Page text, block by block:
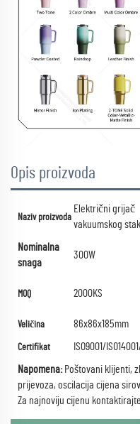
Opis proizvoda
Naziv proizvoda
Električni grijač
vakuumskog
Nominalna
snaga
300W
MOQ 2000KS
Veličina 86x86x185mm
Certifikat
ISO9001/
Napomena: Poštovani klijenti,
prijevoza, oscilacija cijena
Za najnoviju cijenu